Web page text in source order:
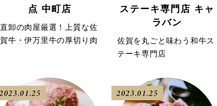
点 中町店
直卸の肉屋厳選！上質な佐
賀牛・伊万里牛の厚切り肉
ステーキ専門店 キャ
ラバン
佐賀を丸ごと味わう和牛ス
テーキ専門店
2023.01.25